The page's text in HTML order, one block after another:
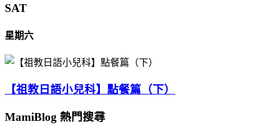
SAT
星期六
【祖教日語小兒科】點餐篇（下）
MamiBlog 熱門搜尋